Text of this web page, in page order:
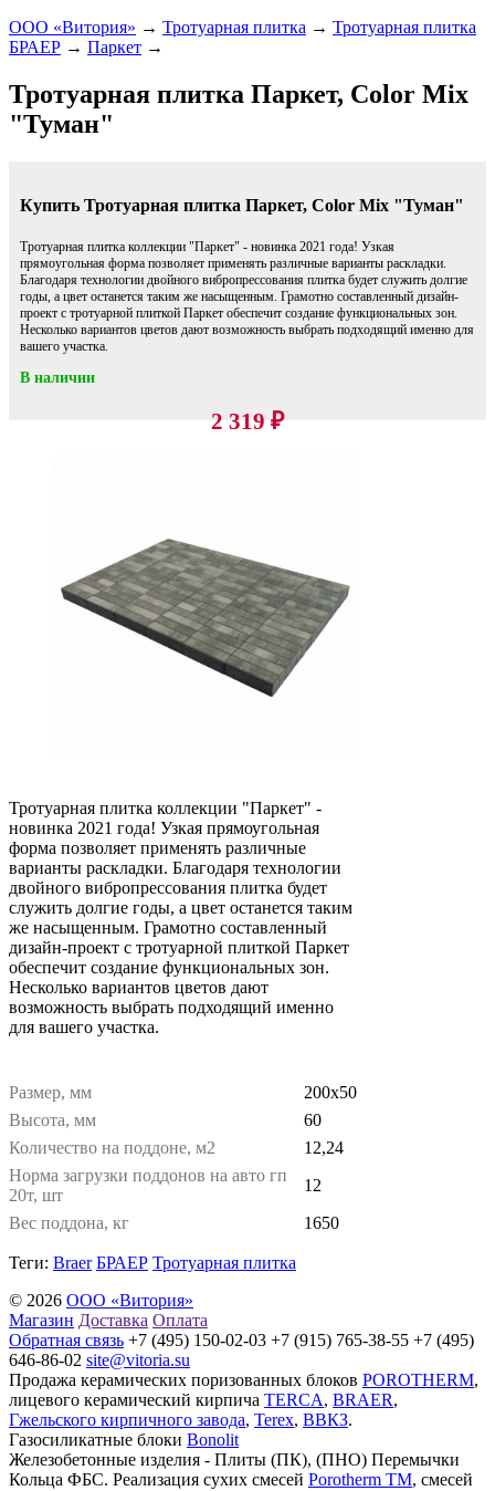
ООО «Витория» → Тротуарная плитка → Тротуарная плитка
БРАЕР → Паркет →
Тротуарная плитка Паркет, Color Mix
"Туман"
Купить Тротуарная плитка Паркет, Color Mix "Туман"
Тротуарная плитка коллекции "Паркет" - новинка 2021 года! Узкая
прямоугольная форма позволяет применять различные варианты раскладки.
Благодаря технологии двойного вибропрессования плитка будет служить долгие
годы, а цвет останется таким же насыщенным. Грамотно составленный дизайн-
проект с тротуарной плиткой Паркет обеспечит создание функциональных зон.
Несколько вариантов цветов дают возможность выбрать подходящий именно для
вашего участка.
В наличии
2 319 ₽
Тротуарная плитка коллекции "Паркет" -
новинка 2021 года! Узкая прямоугольная
форма позволяет применять различные
варианты раскладки. Благодаря технологии
двойного вибропрессования плитка будет
служить долгие годы, а цвет останется таким
же насыщенным. Грамотно составленный
дизайн-проект с тротуарной плиткой Паркет
обеспечит создание функциональных зон.
Несколько вариантов цветов дают
возможность выбрать подходящий именно
для вашего участка.
Размер, мм
200х50
Высота, мм
60
Количество на поддоне, м2
12,24
Норма загрузки поддонов на авто гп
20т, шт
12
Вес поддона, кг
1650
Теги: Braer БРАЕР Тротуарная плитка
© 2026 ООО «Витория»
Магазин Доставка Оплата
Обратная связь +7 (495) 150-02-03 +7 (915) 765-38-55 +7 (495)
646-86-02 site@vitoria.su
Продажа керамических поризованных блоков POROTHERM,
лицевого керамический кирпича TERCA, BRAER,
Гжельского кирпичного завода, Terex, ВВКЗ.
Газосиликатные блоки Bonolit
Железобетонные изделия - Плиты (ПК), (ПНО) Перемычки
Кольца ФБС. Реализация сухих смесей Porotherm TM, смесей